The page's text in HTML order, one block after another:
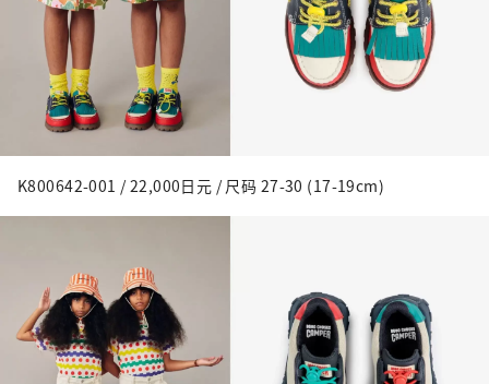
K800642-001 / 22,000日元 / 尺码 27-30 (17-19cm)